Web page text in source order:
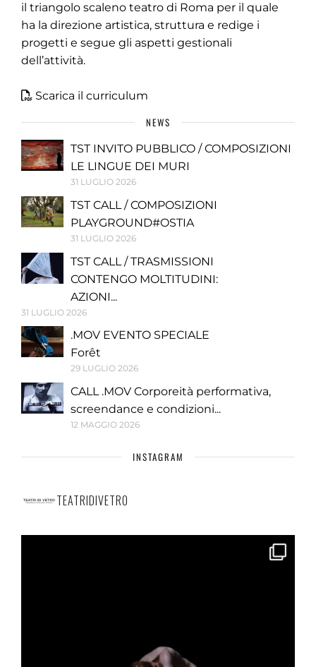
il triangolo scaleno teatro di Roma per il quale
ha la direzione artistica, struttura e redige i
progetti e segue gli aspetti gestionali
dell’attività.
Scarica il curriculum
NEWS
TST INVITO PUBBLICO / COMPOSIZIONI
LE LINGUE DEI MURI
31 LUGLIO 2026
TST CALL / COMPOSIZIONI
PLAYGROUND#OSTIA
31 LUGLIO 2026
TST CALL / TRASMISSIONI
CONTENGO MOLTITUDINI:
AZIONI...
31 LUGLIO 2026
.MOV EVENTO SPECIALE
Forêt
29 LUGLIO 2026
CALL .MOV Corporeità performativa,
screendance e condizioni...
12 MAGGIO 2026
INSTAGRAM
TEATRIDIVETRO